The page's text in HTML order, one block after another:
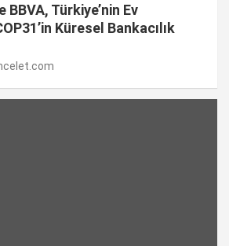
BBVA, Türkiye’nin Ev
Küresel Bankacılık